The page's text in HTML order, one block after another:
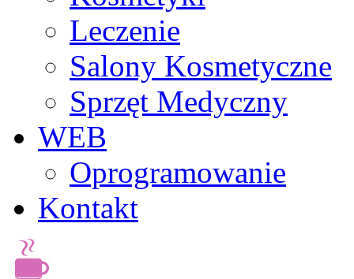
Leczenie
Salony Kosmetyczne
Sprzęt Medyczny
WEB
Oprogramowanie
Kontakt